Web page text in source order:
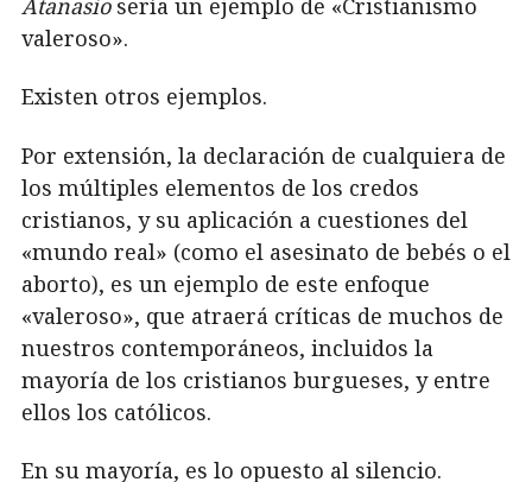
valeroso».
Existen otros ejemplos.
Por extensión, la declaración de cualquiera de
los múltiples elementos de los credos
cristianos, y su aplicación a cuestiones del
«mundo real» (como el asesinato de bebés o el
aborto), es un ejemplo de este enfoque
«valeroso», que atraerá críticas de muchos de
nuestros contemporáneos, incluidos la
mayoría de los cristianos burgueses, y entre
ellos los católicos.
En su mayoría, es lo opuesto al silencio.